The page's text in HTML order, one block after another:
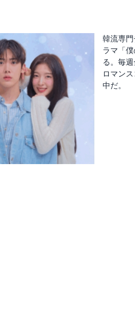
韓流専
ラマ「
る。毎
ロマン
中だ。